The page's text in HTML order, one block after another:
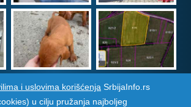
i uslovima korišćenja SrbijaInfo.rs
u cilju pružanja najboljeg